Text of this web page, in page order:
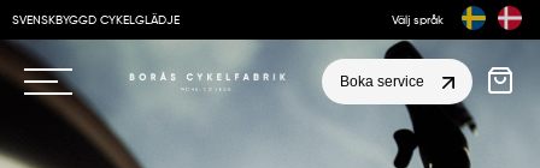
SVENSKBYGGD CYKELGLÄDJE Välj språk
Boka service